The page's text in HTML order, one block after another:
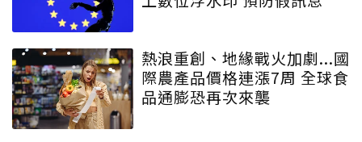
熱浪重創、地緣戰火加劇...國
際農產品價格連漲7周 全球食
品通膨恐再次來襲